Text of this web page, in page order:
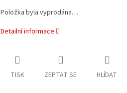
Položka byla vyprodána…
Detailní informace
TISK ZEPTAT SE HLÍDAT